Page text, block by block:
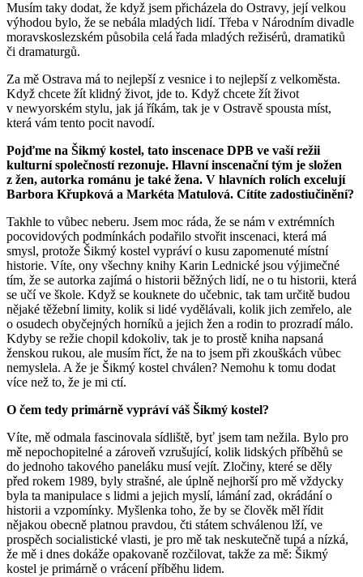
Musím taky dodat, že když jsem přicházela do Ostravy, její velkou
výhodou bylo, že se nebála mladých lidí. Třeba v Národním divadle
moravskoslezském působila celá řada mladých režisérů, dramatiků
či dramaturgů.
Za mě Ostrava má to nejlepší z vesnice i to nejlepší z velkoměsta.
Když chcete žít klidný život, jde to. Když chcete žít život
v newyorském stylu, jak já říkám, tak je v Ostravě spousta míst,
která vám tento pocit navodí.
Pojďme na Šikmý kostel, tato inscenace DPB ve vaší režii
kulturní společností rezonuje. Hlavní inscenační tým je složen
z žen, autorka románu je také žena. V hlavních rolích excelují
Barbora Křupková a Markéta Matulová. Cítíte zadostiučinění?
Takhle to vůbec neberu. Jsem moc ráda, že se nám v extrémních
pocovidových podmínkách podařilo stvořit inscenaci, která má
smysl, protože Šikmý kostel vypráví o kusu zapomenuté místní
historie. Víte, ony všechny knihy Karin Lednické jsou výjimečné
tím, že se autorka zajímá o historii běžných lidí, ne o tu historii, která
se učí ve škole. Když se kouknete do učebnic, tak tam určitě budou
nějaké těžební limity, kolik si lidé vydělávali, kolik jich zemřelo, ale
o osudech obyčejných horníků a jejich žen a rodin to prozradí málo.
Kdyby se režie chopil kdokoliv, tak je to prostě kniha napsaná
ženskou rukou, ale musím říct, že na to jsem při zkouškách vůbec
nemyslela. A že je Šikmý kostel chválen? Nemohu k tomu dodat
více než to, že je mi ctí.
O čem tedy primárně vypráví váš Šikmý kostel?
Víte, mě odmala fascinovala sídliště, byť jsem tam nežila. Bylo pro
mě nepochopitelné a zároveň vzrušující, kolik lidských příběhů se
do jednoho takového paneláku musí vejít. Zločiny, které se děly
před rokem 1989, byly strašné, ale úplně nejhorší pro mě vždycky
byla ta manipulace s lidmi a jejich myslí, lámání zad, okrádání o
historii a vzpomínky. Myšlenka toho, že by se člověk měl řídit
nějakou obecně platnou pravdou, čti státem schválenou lží, ve
prospěch socialistické vlasti, je pro mě tak neskutečně tupá a nízká,
že mě i dnes dokáže opakovaně rozčilovat, takže za mě: Šikmý
kostel je primárně o vrácení příběhu lidem.